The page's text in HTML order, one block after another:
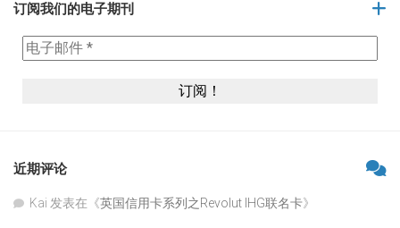
订阅我们的电子期刊
近期评论
Kai 发表在《英国信用卡系列之Revolut IHG联名卡》